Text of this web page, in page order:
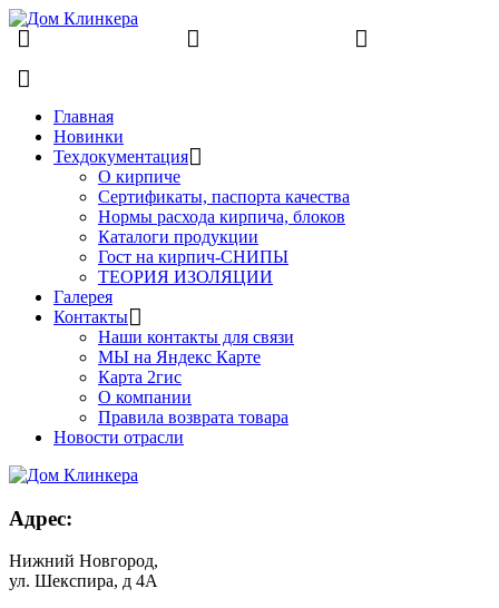
Главная
Новинки
Техдокументация
О кирпиче
Сертификаты, паспорта качества
Нормы расхода кирпича, блоков
Каталоги продукции
Гост на кирпич-СНИПЫ
ТЕОРИЯ ИЗОЛЯЦИИ
Галерея
Контакты
Наши контакты для связи
МЫ на Яндекс Карте
Карта 2гис
О компании
Правила возврата товара
Новости отрасли
Адрес:
Нижний Новгород,
ул. Шекспира, д 4А